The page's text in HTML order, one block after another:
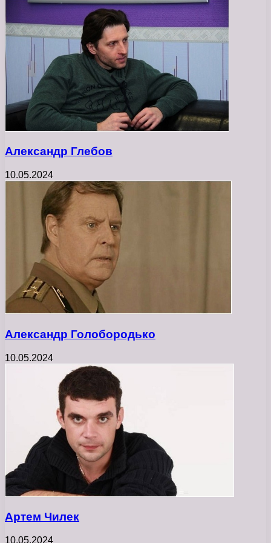
Александр Глебов
10.05.2024
Александр Голобородько
10.05.2024
Артем Чилек
10.05.2024